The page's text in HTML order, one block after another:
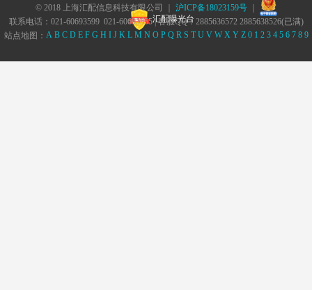
© 2018 上海汇配信息科技有限公司 ｜ 沪ICP备18023159号｜
汇配曝光台
联系电话：021-60693599 021-60693555 | 客服QQ：2885636572 2885638526(已满)
站点地图： A B C D E F G H I J K L M N O P Q R S T U V W X Y Z 0 1 2 3 4 5 6 7 8 9